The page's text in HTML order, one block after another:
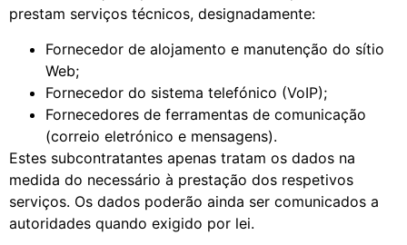
prestam serviços técnicos, designadamente:
Fornecedor de alojamento e manutenção do sítio
Web;
Fornecedor do sistema telefónico (VoIP);
Fornecedores de ferramentas de comunicação
(correio eletrónico e mensagens).
Estes subcontratantes apenas tratam os dados na
medida do necessário à prestação dos respetivos
serviços. Os dados poderão ainda ser comunicados a
autoridades quando exigido por lei.